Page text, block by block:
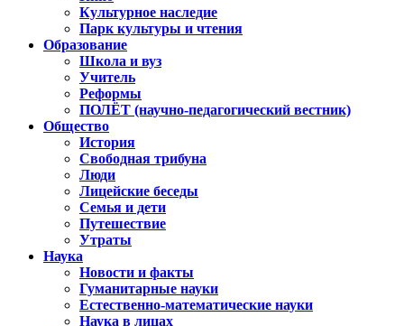
Культурное наследие
Парк культуры и чтения
Образование
Школа и вуз
Учитель
Реформы
ПОЛЁТ (научно-педагогический вестник)
Общество
История
Свободная трибуна
Люди
Лицейские беседы
Семья и дети
Путешествие
Утраты
Наука
Новости и факты
Гуманитарные науки
Естественно-математические науки
Наука в лицах